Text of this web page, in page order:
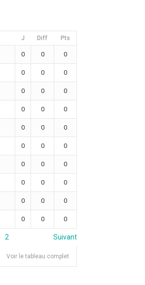
J Diff Pts
0 0 0
0 0 0
0 0 0
0 0 0
0 0 0
0 0 0
0 0 0
0 0 0
0 0 0
0 0 0
2 Suivant
Voir le tableau complet